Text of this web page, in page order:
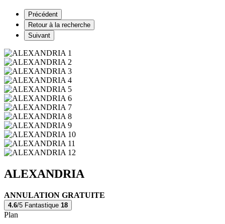
Précédent
Retour à la recherche
Suivant
ALEXANDRIA
ANNULATION GRATUITE
4.6/5 Fantastique 18
Plan